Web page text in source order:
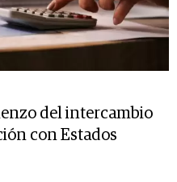
del intercambio
con Estados